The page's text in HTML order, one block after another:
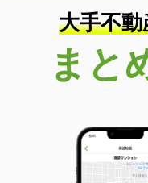
大手不
まと